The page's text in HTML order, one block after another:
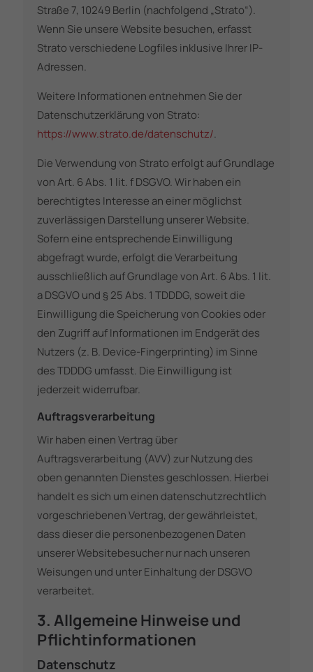
Straße 7, 10249 Berlin (nachfolgend „Strato“).
Wenn Sie unsere Website besuchen, erfasst
Strato verschiedene Logfiles inklusive Ihrer IP-
Adressen.
Weitere Informationen entnehmen Sie der
Datenschutzerklärung von Strato:
https://www.strato.de/datenschutz/.
Die Verwendung von Strato erfolgt auf Grundlage
von Art. 6 Abs. 1 lit. f DSGVO. Wir haben ein
berechtigtes Interesse an einer möglichst
zuverlässigen Darstellung unserer Website.
Sofern eine entsprechende Einwilligung
abgefragt wurde, erfolgt die Verarbeitung
ausschließlich auf Grundlage von Art. 6 Abs. 1 lit.
a DSGVO und § 25 Abs. 1 TDDDG, soweit die
Einwilligung die Speicherung von Cookies oder
den Zugriff auf Informationen im Endgerät des
Nutzers (z. B. Device-Fingerprinting) im Sinne
des TDDDG umfasst. Die Einwilligung ist
jederzeit widerrufbar.
Auftragsverarbeitung
Wir haben einen Vertrag über
Auftragsverarbeitung (AVV) zur Nutzung des
oben genannten Dienstes geschlossen. Hierbei
handelt es sich um einen datenschutzrechtlich
vorgeschriebenen Vertrag, der gewährleistet,
dass dieser die personenbezogenen Daten
unserer Websitebesucher nur nach unseren
Weisungen und unter Einhaltung der DSGVO
verarbeitet.
3. Allgemeine Hinweise und
Pflicht­informationen
Datenschutz